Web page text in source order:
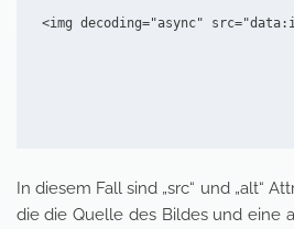
<img decoding="async"
In diesem Fall sind „src“ und „alt“
die die Quelle des Bildes und eine